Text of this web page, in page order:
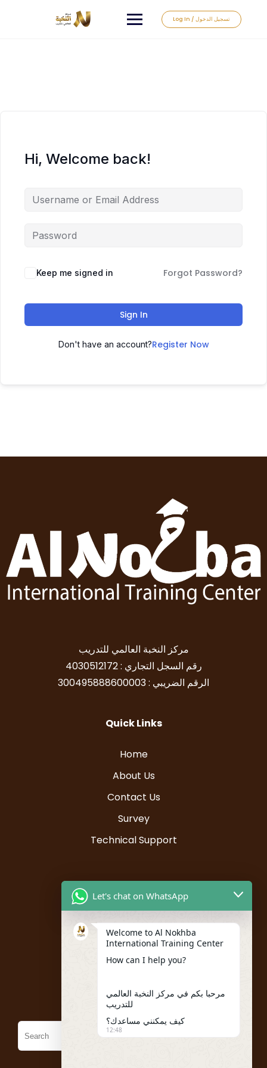
Log In / تسجيل الدخول
Hi, Welcome back!
Keep me signed in Forgot Password?
Sign In
Don't have an account?Register Now
مركز النخبة العالمي للتدريب
رقم السجل التجاري : 4030512172
الرقم الضريبي : 300495888600003
Quick Links
Home
About Us
Contact Us
Survey
Technical Support
Resources
Student Registration
My account
Let's chat on WhatsApp
Welcome to Al Nokhba
International Training Center
How can I help you?
مرحبا بكم في مركز النخبة العالمي
للتدريب
كيف يمكنني مساعدك؟
12:48